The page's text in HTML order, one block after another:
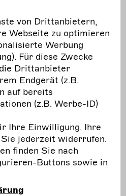
wird
der
und
Teil der
von Drittanbietern,
Webseite zu optimieren
Werbung
Für diese Zwecke
Drittanbieter
Endgerät (z.B.
auf bereits
(z.B. Werbe-ID)
Ihre Einwilligung. Ihre
jederzeit widerrufen.
finden Sie nach
Buttons sowie in